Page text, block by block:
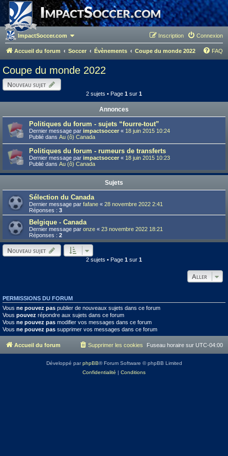
ImpactSoccer.com Connexion
Inscription
Accueil du forum Soccer Évènements Coupe du monde 2022 FAQ
Coupe du monde 2022
Nouveau sujet
2 sujets • Page 1 sur 1
Annonces
Politiques du forum - sujets “fourre-tout”
Dernier message par impactsoccer « 18 juin 2015 10:24
Publié dans Au (ô) Canada
Politiques du forum - rumeurs de transferts
Dernier message par impactsoccer « 18 juin 2015 10:23
Publié dans Au (ô) Canada
Sujets
Sélection du Canada
Dernier message par fafane « 28 novembre 2022 2:41
Réponses : 3
Belgique - Canada
Dernier message par onze « 23 novembre 2022 18:21
Réponses : 2
Nouveau sujet
2 sujets • Page 1 sur 1
Aller
PERMISSIONS DU FORUM
Vous ne pouvez pas publier de nouveaux sujets dans ce forum
Vous pouvez répondre aux sujets dans ce forum
Vous ne pouvez pas modifier vos messages dans ce forum
Vous ne pouvez pas supprimer vos messages dans ce forum
Accueil du forum Fuseau horaire sur UTC-04:00
Supprimer les cookies
Développé parphpBB® Forum Software © phpBB Limited
Confidentialité | Conditions